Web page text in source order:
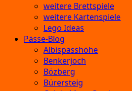
weitere Brettspiele
weitere Kartenspiele
Lego Ideas
Pässe-Blog
Albispasshöhe
Benkerjoch
Bözberg
Bürersteig